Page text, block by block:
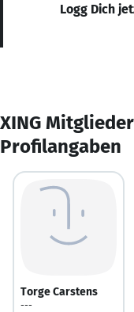
Logg Dich
XING
Profilangaben
Torge Carstens
---